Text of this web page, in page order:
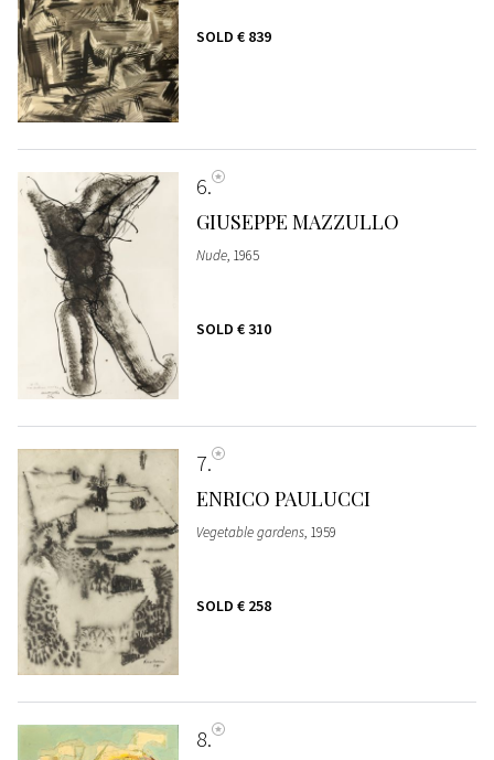
SOLD € 839
6
GIUSEPPE MAZZULLO
Nude, 1965
SOLD € 310
7
ENRICO PAULUCCI
Vegetable gardens, 1959
SOLD € 258
8